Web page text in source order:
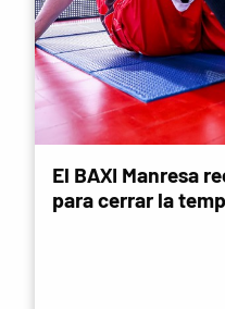
El BAXI Manresa
para cerrar la